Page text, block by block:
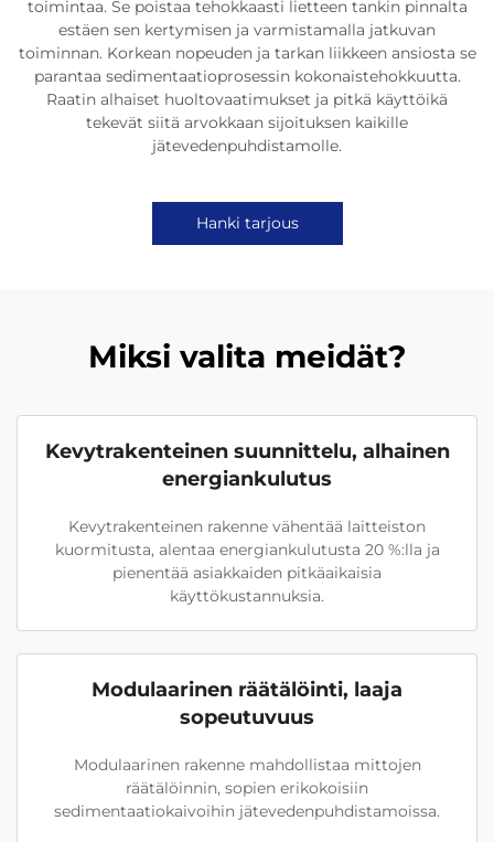
toimintaa. Se poistaa tehokkaasti lietteen tankin pinnalta
estäen sen kertymisen ja varmistamalla jatkuvan
toiminnan. Korkean nopeuden ja tarkan liikkeen ansiosta se
parantaa sedimentaatioprosessin kokonaistehokkuutta.
Raatin alhaiset huoltovaatimukset ja pitkä käyttöikä
tekevät siitä arvokkaan sijoituksen kaikille
jätevedenpuhdistamolle.
Hanki tarjous
Miksi valita meidät?
Kevytrakenteinen suunnittelu, alhainen
energiankulutus
Kevytrakenteinen rakenne vähentää laitteiston
kuormitusta, alentaa energiankulutusta 20 %:lla ja
pienentää asiakkaiden pitkäaikaisia
käyttökustannuksia.
Modulaarinen räätälöinti, laaja
sopeutuvuus
Modulaarinen rakenne mahdollistaa mittojen
räätälöinnin, sopien erikokoisiin
sedimentaatiokaivoihin jätevedenpuhdistamoissa.